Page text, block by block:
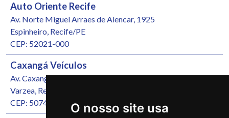
O nosso site usa
Auto Oriente Recife
Av. Norte Miguel Arraes de Alencar, 1925
Espinheiro, Recife/PE
CEP: 52021-000
Caxangá Veículos
Av. Caxangá, 4251
Varzea, Recife/PE
CEP: 50740-000